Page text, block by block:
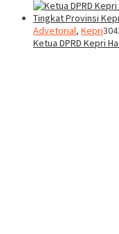
Advetorial, Kepri
Ketua DPRD Kepri